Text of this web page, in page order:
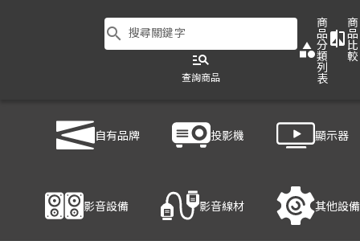
search 搜尋關鍵字
manage_search
查詢商品
category
商
品
分
類
列
表
compare
商
品
比
較
自有品牌 投影機 顯示器
影音設備 影音線材 其他設備
產品細節